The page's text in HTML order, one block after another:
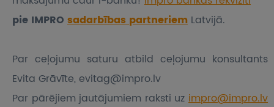
pie IMPRO sadarbības partneriem Latvijā.
Par ceļojumu saturu atbild ceļojumu konsultants
Evita Grāvīte, evitag@impro.lv
Par pārējiem jautājumiem raksti uz impro@impro.lv